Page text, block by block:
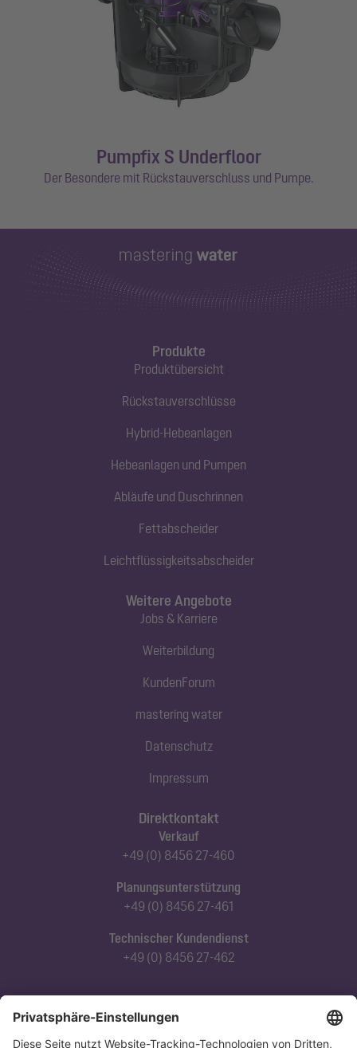
Pumpfix S Underfloor
Der Besondere mit Rückstauverschluss und Pumpe.
Produkte
Produktübersicht
Rückstauverschlüsse
Hybrid-Hebeanlagen
Hebeanlagen und Pumpen
Abläufe und Duschrinnen
Fettabscheider
Leichtflüssigkeitsabscheider
Direktkontakt
Verkauf
+49 (0) 8456 27-460
Planungsunterstützung
+49 (0) 8456 27-461
Technischer Kundendienst
+49 (0) 8456 27-462
Abonnieren Sie unseren Newsletter
Jetzt anmelden
Weitere Angebote
Jobs & Karriere
Weiterbildung
KundenForum
mastering water
Datenschutz
Impressum